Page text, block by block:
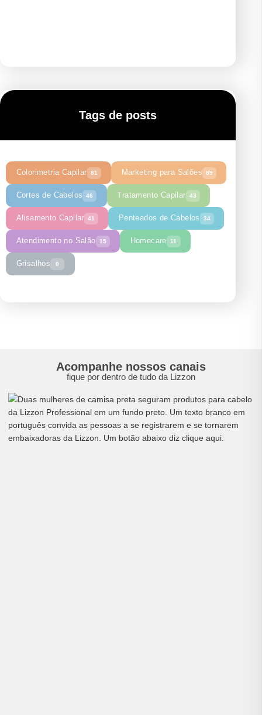
Tags de posts
Colorimetria Capilar 81 Marketing para Salões 89
Cortes de Cabelos 46 Tratamento Capilar 43
Alisamento Capilar 41 Penteados de Cabelos 34
Atendimento no Salão 15 Homecare 11
Grisalhos 0
Acompanhe nossos canais
fique por dentro de tudo da Lizzon